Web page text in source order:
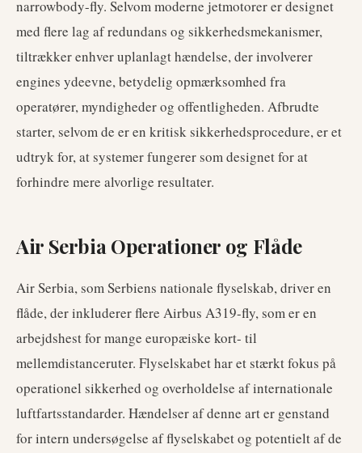
narrowbody-fly. Selvom moderne jetmotorer er designet
med flere lag af redundans og sikkerhedsmekanismer,
tiltrækker enhver uplanlagt hændelse, der involverer
engines ydeevne, betydelig opmærksomhed fra
operatører, myndigheder og offentligheden. Afbrudte
starter, selvom de er en kritisk sikkerhedsprocedure, er et
udtryk for, at systemer fungerer som designet for at
forhindre mere alvorlige resultater.
Air Serbia Operationer og Flåde
Air Serbia, som Serbiens nationale flyselskab, driver en
flåde, der inkluderer flere Airbus A319-fly, som er en
arbejdshest for mange europæiske kort- til
mellemdistanceruter. Flyselskabet har et stærkt fokus på
operationel sikkerhed og overholdelse af internationale
luftfartsstandarder. Hændelser af denne art er genstand
for intern undersøgelse af flyselskabet og potentielt af de